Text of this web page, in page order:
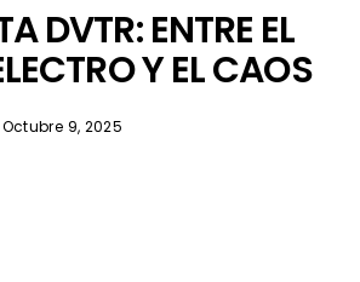
DVTR: ENTRE EL
Y EL CAOS
Octubre 9, 2025